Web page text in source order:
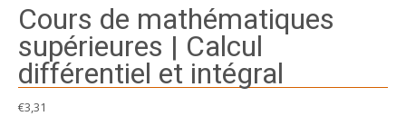
Cours de mathématiques
supérieures | Calcul
différentiel et intégral
€3,31